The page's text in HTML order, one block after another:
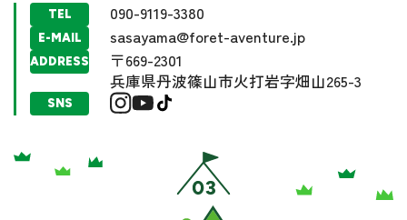
TEL 090-9119-3380
E-MAIL sasayama@foret-aventure.jp
ADDRESS
〒669-2301
兵庫県丹波篠山市火打岩字畑山265-3
SNS